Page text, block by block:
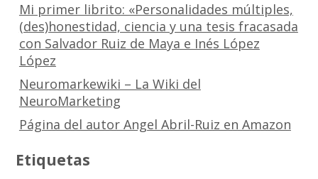
Mi primer librito: «Personalidades múltiples,
(des)honestidad, ciencia y una tesis fracasada
con Salvador Ruiz de Maya e Inés López
López
Neuromarkewiki – La Wiki del
NeuroMarketing
Página del autor Angel Abril-Ruiz en Amazon
Etiquetas